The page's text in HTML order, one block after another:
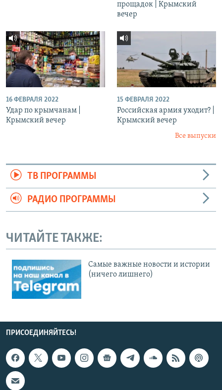
прощадок | Крымский
вечер
16 ФЕВРАЛЯ 2022
Удар по крымчанам |
Крымский вечер
15 ФЕВРАЛЯ 2022
Российская армия уходит? |
Крымский вечер
Все выпуски
ТВ ПРОГРАММЫ
РАДИО ПРОГРАММЫ
ЧИТАЙТЕ ТАКЖЕ:
Cамые важные новости и истории
(ничего лишнего)
ПРИСОЕДИНЯЙТЕСЬ!